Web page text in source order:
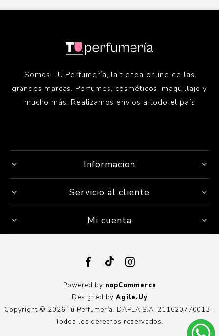
Somos TU Perfumería, la tienda online de las
grandes marcas. Perfumes, cosméticos, maquillaje y
mucho más. Realizamos envíos a todo el país
Informacion
Servicio al cliente
Mi cuenta
Powered by nopCommerce
Designed by Agile.Uy
Copyright © 2026 Tu Perfumería. DAPLA S.A. 211620770013 -
Todos los derechos reservados.